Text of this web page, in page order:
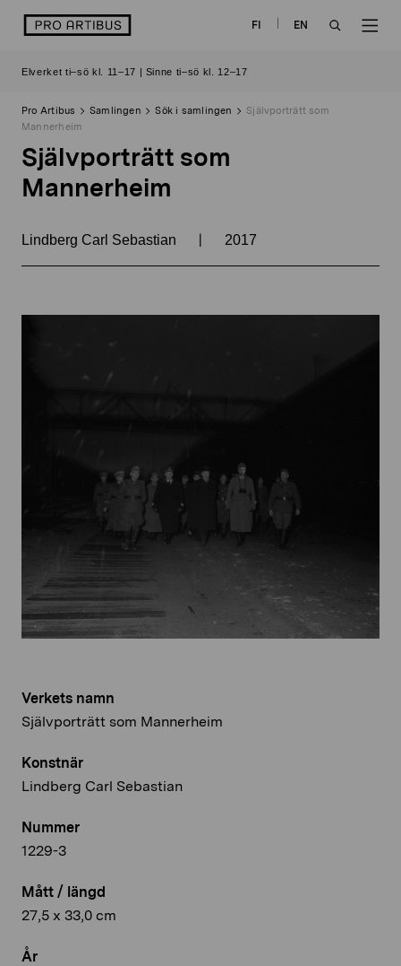
logo FI
EN
Elverket ti–sö kl. 11–17 | Sinne ti–sö kl. 12–17
Pro Artibus Samlingen Sök i samlingen
Självporträtt som
Mannerheim
Självporträtt som
Mannerheim
Lindberg Carl Sebastian | 2017
Verkets namn
Självporträtt som Mannerheim
Konstnär
Lindberg Carl Sebastian
Nummer
1229-3
Mått / längd
27,5 x 33,0 cm
År